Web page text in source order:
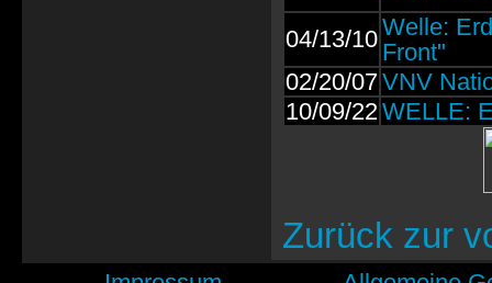
04/13/10Welle:
Front"
02/20/07VNV
10/09/22WELLE:
Zurück zur